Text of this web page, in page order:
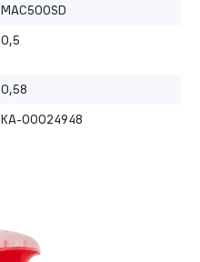
MAC500SD
0,5
0,58
КА-00024948